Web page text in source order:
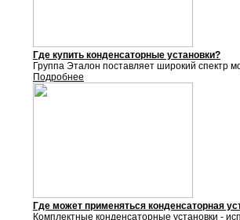
Где купить конденсаторные установки?
Группа Эталон поставляет широкий спектр
Подробнее
Где может применяться конденсаторная
Комплектные конденсаторные установки -